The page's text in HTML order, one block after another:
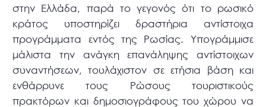
στην Ελλάδα, παρά το γεγονός ότι το ρωσικό
κράτος υποστηρίζει δραστήρια αντίστοιχα
προγράμματα εντός της Ρωσίας. Υπογράμμισε
μάλιστα την ανάγκη επανάληψης αντίστοιχων
συναντήσεων, τουλάχιστον σε ετήσια βάση και
ενθάρρυνε τους Ρώσους τουριστικούς
πρακτόρων και δημοσιογράφους του χώρου να